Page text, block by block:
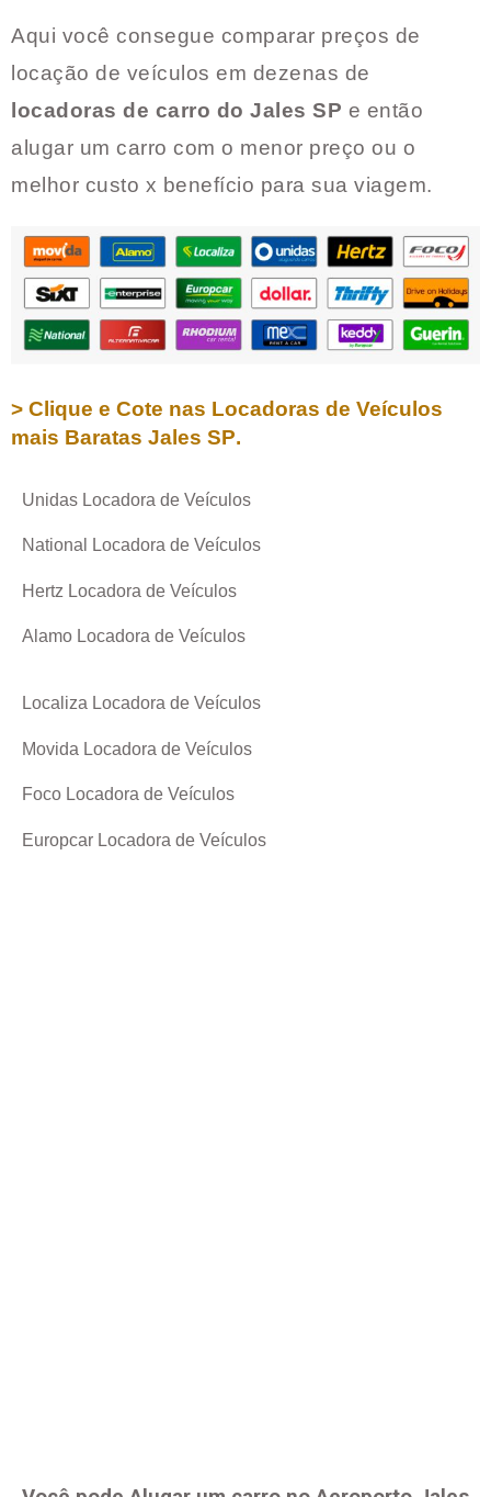
Aqui você consegue comparar preços de
locação de veículos em dezenas de
locadoras de carro do Jales SP e então
alugar um carro com o menor preço ou o
melhor custo x benefício para sua viagem.
> Clique e Cote nas Locadoras de Veículos
mais Baratas Jales SP.
Unidas Locadora de Veículos
National Locadora de Veículos
Hertz Locadora de Veículos
Alamo Locadora de Veículos
Localiza Locadora de Veículos
Movida Locadora de Veículos
Foco Locadora de Veículos
Europcar Locadora de Veículos